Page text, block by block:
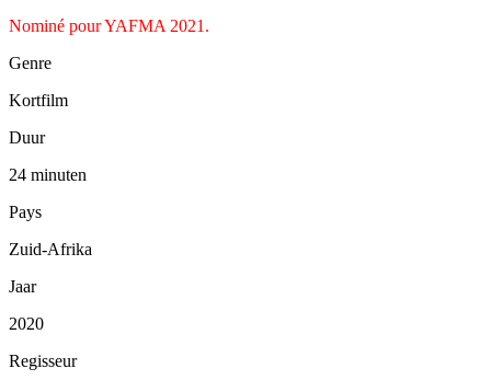
Nominé pour YAFMA 2021.
Genre
Kortfilm
Duur
24 minuten
Pays
Zuid-Afrika
Jaar
2020
Regisseur